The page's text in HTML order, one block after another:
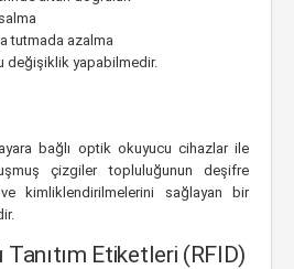
tutmada azalma
değişiklik yapabilmedir.
bağlı optik okuyucu cihazlar ile
çizgiler topluluğunun deşifre
ve kimliklendirilmelerini sağlayan bir
Tanıtım Etiketleri (RFID)